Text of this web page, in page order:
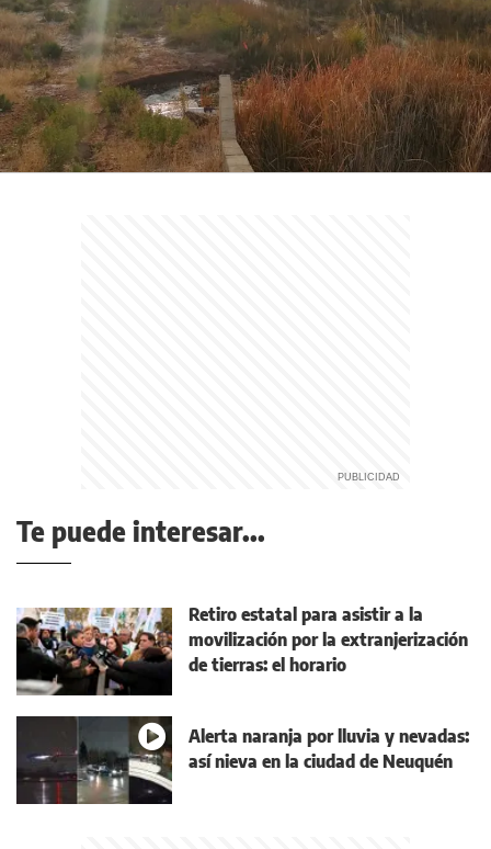
Te puede interesar...
Retiro estatal para asistir a la
movilización por la extranjerización
de tierras: el horario
Alerta naranja por lluvia y nevadas:
así nieva en la ciudad de Neuquén